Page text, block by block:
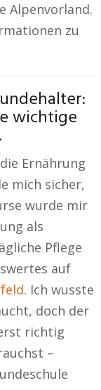
Alpenvorland.
zu
wichtige
Ernährung
mich sicher,
wurde mir
als
Pflege
auf
. Ich wusste
doch der
richtig
–